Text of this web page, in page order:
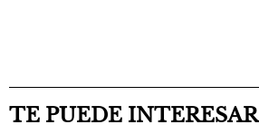
TE PUEDE INTERESAR